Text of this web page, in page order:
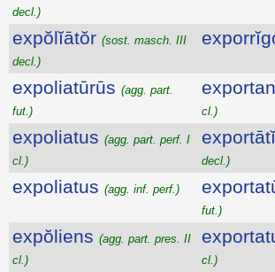
decl.)
expŏlĭātŏr (sost. masch. III
decl.)
expoliatūrūs (agg. part.
fut.)
cl.)
expoliatus (agg. part. perf. I
cl.)
decl.)
expoliatus (agg. inf. perf.)
fut.)
expŏliens (agg. part. pres. II
cl.)
cl.)